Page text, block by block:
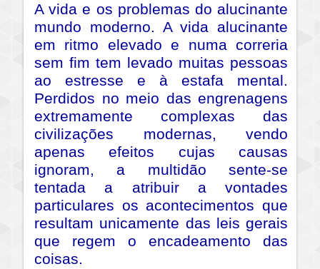
A vida e os problemas do alucinante
mundo moderno. A vida alucinante
em ritmo elevado e numa correria
sem fim tem levado muitas pessoas
ao estresse e à estafa mental.
Perdidos no meio das engrenagens
extremamente complexas das
civilizações modernas, vendo
apenas efeitos cujas causas
ignoram, a multidão sente-se
tentada a atribuir a vontades
particulares os acontecimentos que
resultam unicamente das leis gerais
que regem o encadeamento das
coisas.